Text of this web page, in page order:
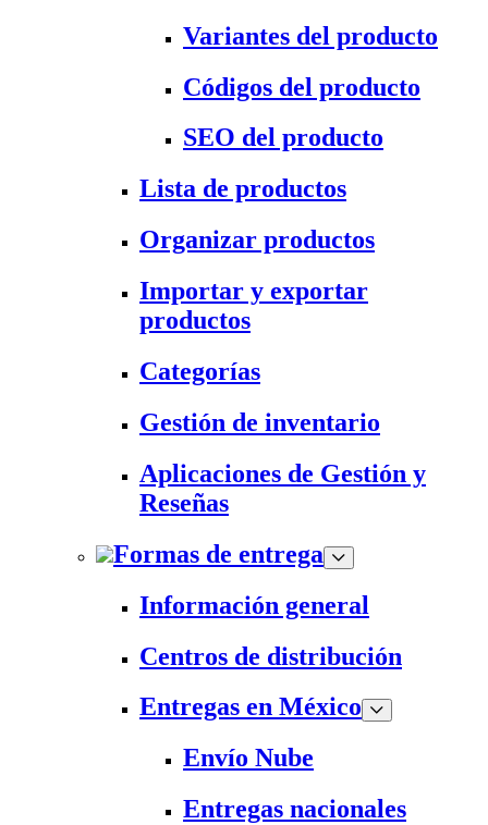
Variantes del producto
Códigos del producto
SEO del producto
Lista de productos
Organizar productos
Importar y exportar
productos
Categorías
Gestión de inventario
Aplicaciones de Gestión y
Reseñas
Formas de entrega
Información general
Centros de distribución
Entregas en México
Envío Nube
Entregas nacionales